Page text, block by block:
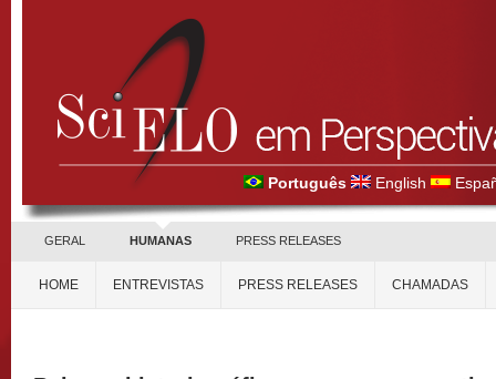
Português English
GERAL HUMANAS PRESS RELEASES
HOME ENTREVISTAS PRESS RELEASES CHAMADAS